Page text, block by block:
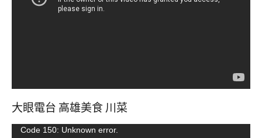
大眼電台 高雄美食 川菜
視Code 150: Unknown error.